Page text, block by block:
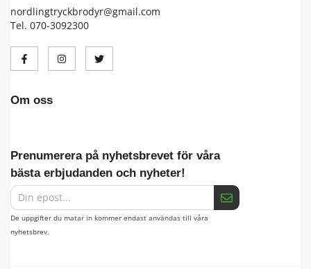
nordlingtryckbrodyr@gmail.com
Tel. 070-3092300
Om oss
Prenumerera på nyhetsbrevet för våra
bästa erbjudanden och nyheter!
De uppgifter du matar in kommer endast användas till våra
nyhetsbrev.